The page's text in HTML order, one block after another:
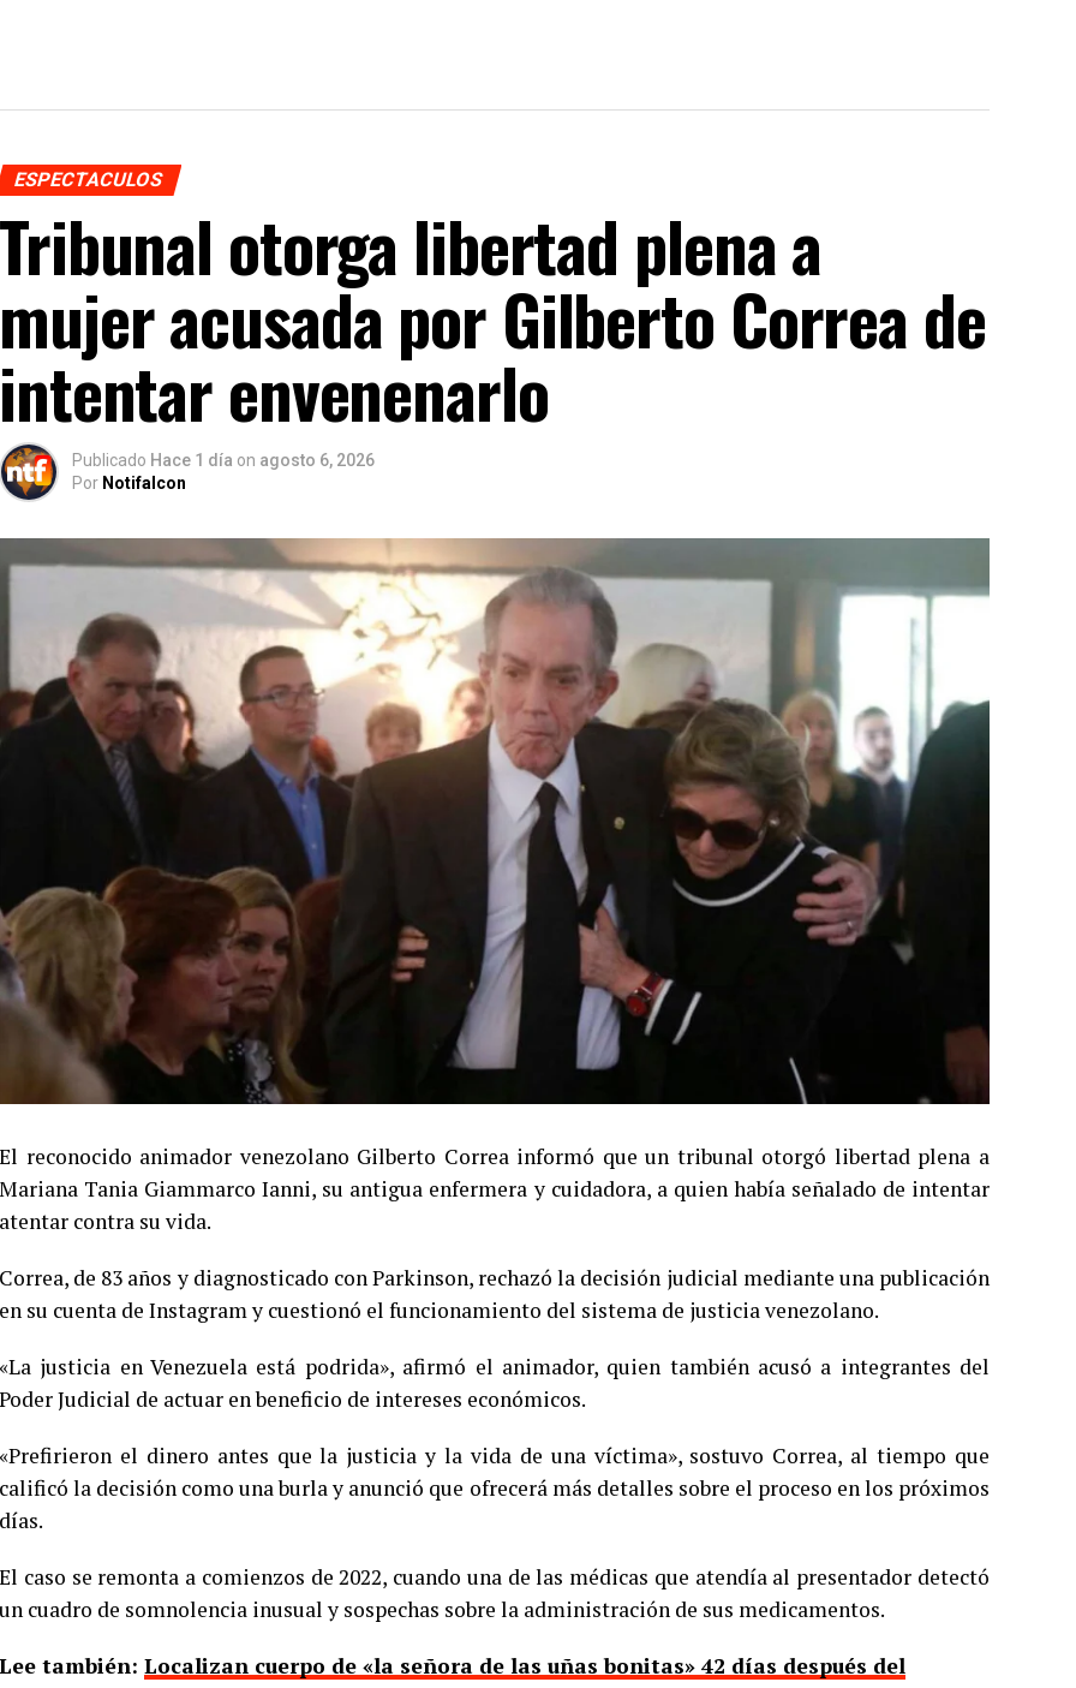
ESPECTACULOS
Tribunal otorga libertad plena a
mujer acusada por Gilberto Correa de
intentar envenenarlo
Publicado Hace 1 día on agosto 6, 2026
Por Notifalcon
El reconocido animador venezolano Gilberto Correa informó que un tribunal otorgó libertad plena a
Mariana Tania Giammarco Ianni, su antigua enfermera y cuidadora, a quien había señalado de intentar
atentar contra su vida.
Correa, de 83 años y diagnosticado con Parkinson, rechazó la decisión judicial mediante una publicación
en su cuenta de Instagram y cuestionó el funcionamiento del sistema de justicia venezolano.
«La justicia en Venezuela está podrida», afirmó el animador, quien también acusó a integrantes del
Poder Judicial de actuar en beneficio de intereses económicos.
«Prefirieron el dinero antes que la justicia y la vida de una víctima», sostuvo Correa, al tiempo que
calificó la decisión como una burla y anunció que ofrecerá más detalles sobre el proceso en los próximos
días.
El caso se remonta a comienzos de 2022, cuando una de las médicas que atendía al presentador detectó
un cuadro de somnolencia inusual y sospechas sobre la administración de sus medicamentos.
Lee también: Localizan cuerpo de «la señora de las uñas bonitas» 42 días después del